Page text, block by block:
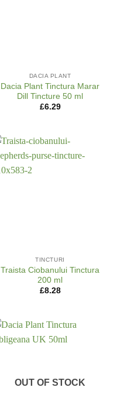
DACIA PLANT
Dacia Plant Tinctura Marar
Dill Tincture 50 ml
£6.29
TINCTURI
Traista Ciobanului Tinctura
200 ml
£8.28
OUT OF STOCK